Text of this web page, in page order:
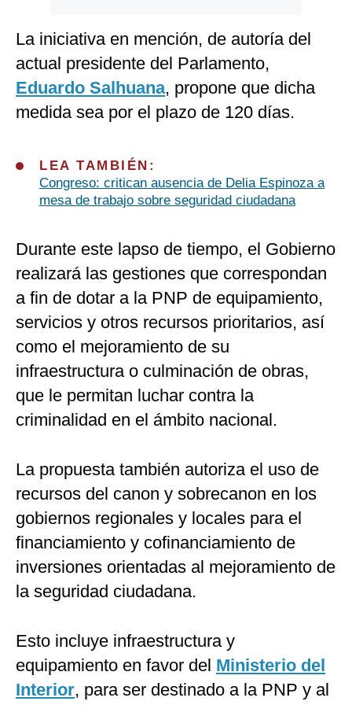
La iniciativa en mención, de autoría del
actual presidente del Parlamento,
Eduardo Salhuana, propone que dicha
medida sea por el plazo de 120 días.
LEA TAMBIÉN:
Congreso: critican ausencia de Delia Espinoza a
mesa de trabajo sobre seguridad ciudadana
Durante este lapso de tiempo, el Gobierno
realizará las gestiones que correspondan
a fin de dotar a la PNP de equipamiento,
servicios y otros recursos prioritarios, así
como el mejoramiento de su
infraestructura o culminación de obras,
que le permitan luchar contra la
criminalidad en el ámbito nacional.
La propuesta también autoriza el uso de
recursos del canon y sobrecanon en los
gobiernos regionales y locales para el
financiamiento y cofinanciamiento de
inversiones orientadas al mejoramiento de
la seguridad ciudadana.
Esto incluye infraestructura y
equipamiento en favor del Ministerio del
Interior, para ser destinado a la PNP y al